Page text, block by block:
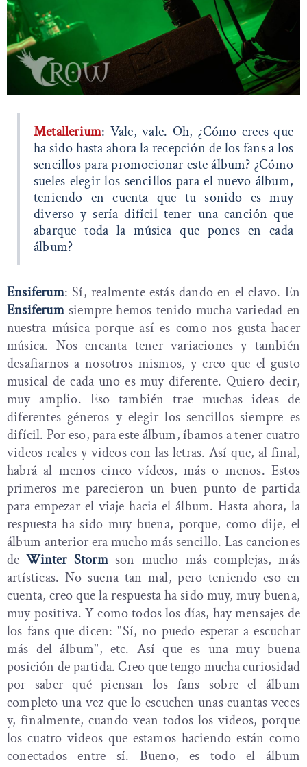
Metallerium: Vale, vale. Oh, ¿Cómo crees que
ha sido hasta ahora la recepción de los fans a los
sencillos para promocionar este álbum? ¿Cómo
sueles elegir los sencillos para el nuevo álbum,
teniendo en cuenta que tu sonido es muy
diverso y sería difícil tener una canción que
abarque toda la música que pones en cada
álbum?
Ensiferum: Sí, realmente estás dando en el clavo. En
Ensiferumsiempre hemos tenido mucha variedad en
nuestra música porque así es como nos gusta hacer
música. Nos encanta tener variaciones y también
desafiarnos a nosotros mismos, y creo que el gusto
musical de cada uno es muy diferente. Quiero decir,
muy amplio. Eso también trae muchas ideas de
diferentes géneros y elegir los sencillos siempre es
difícil. Por eso, para este álbum, íbamos a tener cuatro
videos reales y videos con las letras. Así que, al final,
habrá al menos cinco vídeos, más o menos. Estos
primeros me parecieron un buen punto de partida
para empezar el viaje hacia el álbum. Hasta ahora, la
respuesta ha sido muy buena, porque, como dije, el
álbum anterior era mucho más sencillo. Las canciones
deWinter Stormson mucho más complejas, más
artísticas. No suena tan mal, pero teniendo eso en
cuenta, creo que la respuesta ha sido muy, muy buena,
muy positiva. Y como todos los días, hay mensajes de
los fans que dicen: "Sí, no puedo esperar a escuchar
más del álbum", etc. Así que es una muy buena
posición de partida. Creo que tengo mucha curiosidad
por saber qué piensan los fans sobre el álbum
completo una vez que lo escuchen unas cuantas veces
y, finalmente, cuando vean todos los videos, porque
los cuatro videos que estamos haciendo están como
conectados entre sí. Bueno, es todo el álbum